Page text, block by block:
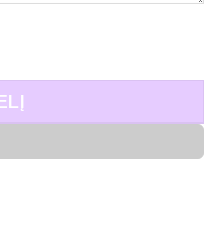
Mašinėlė